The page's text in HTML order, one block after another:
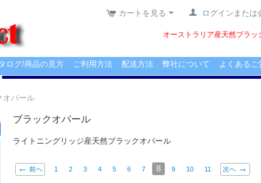
ログインまたは
カートを見る
オーストラリア産天然ブラ
ログ/商品の見方 ご利用方法 配送方法 弊社について よくあるご
オパール
ブラックオパール
ライトニングリッジ産天然ブラックオパール
前へ 1 2 3 4 5 6 7 8 9 10 11 次へ